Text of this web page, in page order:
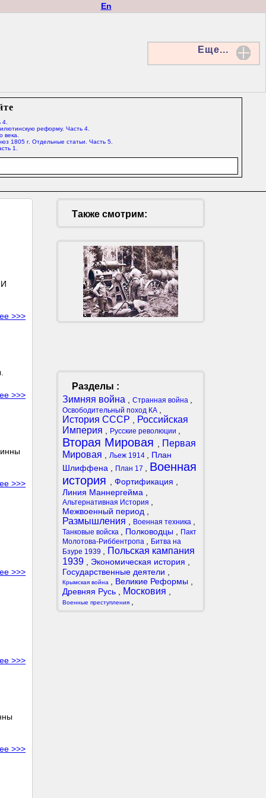
En
Еще...
4.
реформу. Часть 4.
века.
1805 г. Отдельные статьи. Часть 5.
1.
>>>
>>>
>>>
>>>
>>>
>>>
Также смотрим:
Разделы :
Зимняя война
Странная война
Освободительный поход КА
История СССР
Российская
Империя
Русские революции
Вторая Мировая
Первая
Мировая
Льеж 1914
План
Шлиффена
План 17
Военная
история
Фортификация
Линия Маннергейма
Альтернативная История
Межвоенный период
Размышления Военная техника
Танковые войска Полководцы
Пакт
Молотова-Риббентропа
Битва на
Бзуре 1939
Польская кампания
1939
Экономическая история
Государственные деятели
Крымская война Великие Реформы
Древняя Русь
Московия
Военные преступления